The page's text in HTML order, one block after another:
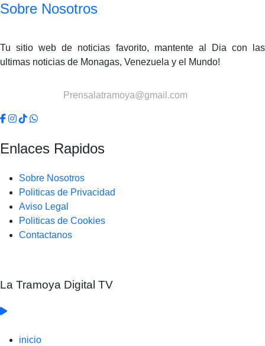
Sobre Nosotros
Tu sitio web de noticias favorito, mantente al Dia con las
ultimas noticias de Monagas, Venezuela y el Mundo!
Prensalatramoya@gmail.com
Enlaces Rapidos
Sobre Nosotros
Politicas de Privacidad
Aviso Legal
Politicas de Cookies
Contactanos
La Tramoya Digital TV
inicio